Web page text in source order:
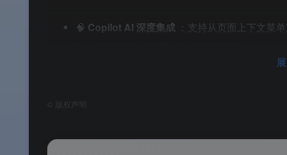
🧠 Copilot AI 深度集成 ：支持从页面上下文菜
macOS 间自动同步。
版权声明